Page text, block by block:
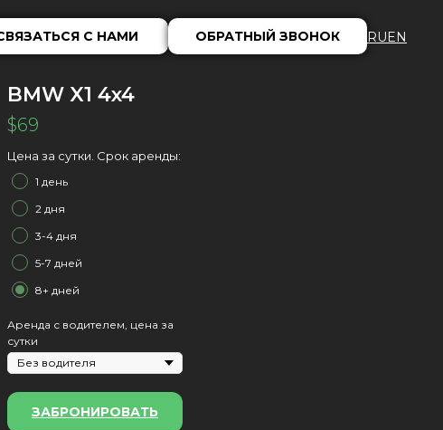
С НАМИ ОБРАТНЫЙ ЗВОНОК RUEN
BMW X1 4x4
$69
Цена за сутки. Срок аренды:
1 день
2 дня
3-4 дня
5-7 дней
8+ дней
Аренда с водителем, цена за
сутки
ЗАБРОНИРОВАТЬ